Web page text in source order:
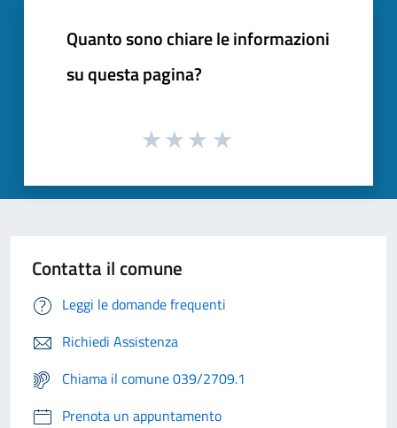
Quanto sono chiare le informazioni
su questa pagina?
Contatta il comune
Leggi le domande frequenti
Richiedi Assistenza
Chiama il comune 039/2709.1
Prenota un appuntamento